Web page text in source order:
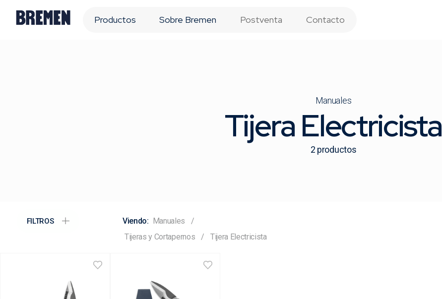
Productos Sobre Bremen Postventa Contacto
Manuales
Tijera Electricista
2 productos
FILTROS
Manuales
Tijeras y Cortapernos
Tijera Electricista